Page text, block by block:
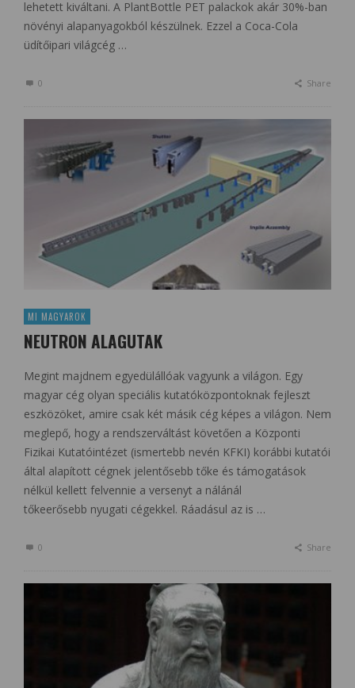
lehetett kiváltani. A PlantBottle PET palackok akár 30%-ban
növényi alapanyagokból készülnek. Ezzel a Coca-Cola
üdítőipari világcég …
0 Share
MI MAGYAROK
NEUTRON ALAGUTAK
Megint majdnem egyedülállóak vagyunk a világon. Egy
magyar cég olyan speciális kutatóközpontoknak fejleszt
eszközöket, amire csak két másik cég képes a világon. Nem
meglepő, hogy a rendszerváltást követően a Központi
Fizikai Kutatóintézet (ismertebb nevén KFKI) korábbi kutatói
által alapított cégnek jelentősebb tőke és támogatások
nélkül kellett felvennie a versenyt a nálánál
tőkeerősebb nyugati cégekkel. Ráadásul az is …
0 Share